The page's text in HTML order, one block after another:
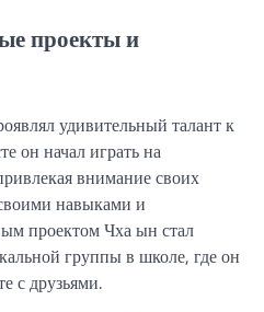
проекты и
удивительный талант к
он начал играть на
внимание своих
навыками и
проектом Чха ын стал
группы в школе, где он
с друзьями.